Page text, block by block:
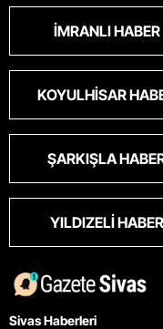
İMRANLI HABER
KOYULHISAR
ŞARKIŞLA
YILDIZELI HABER
Sivas Haberleri